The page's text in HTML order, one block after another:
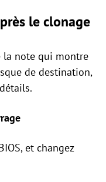
le clonage
la note qui montre
de destination,
et changez